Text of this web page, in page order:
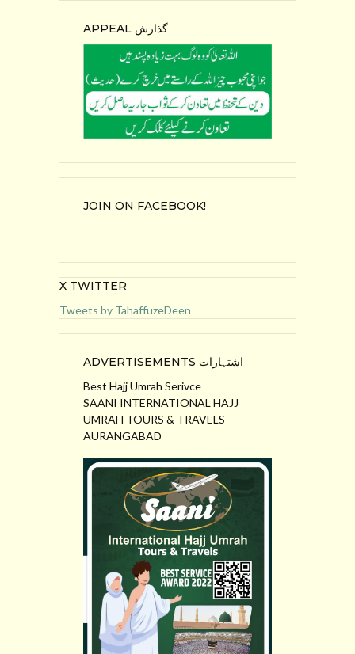
APPEAL گذارش
JOIN ON FACEBOOK!
X TWITTER
Tweets by TahaffuzeDeen
ADVERTISEMENTS اشتہارات
Best Hajj Umrah Serivce
SAANI INTERNATIONAL HAJJ
UMRAH TOURS & TRAVELS
AURANGABAD